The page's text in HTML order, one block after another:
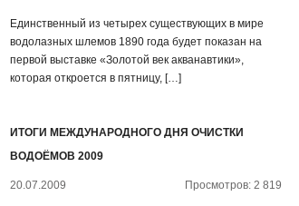
Единственный из четырех существующих в мире
водолазных шлемов 1890 года будет показан на
первой выставке «Золотой век акванавтики»,
которая откроется в пятницу, […]
ИТОГИ МЕЖДУНАРОДНОГО ДНЯ ОЧИСТКИ
ВОДОЁМОВ 2009
20.07.2009 Просмотров: 2 819